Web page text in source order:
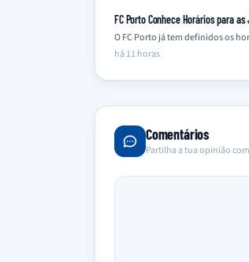
FC Porto Conhece Horários para
O FC Porto já tem definidos os
há 11 horas
Comentários
Partilha a tua opinião